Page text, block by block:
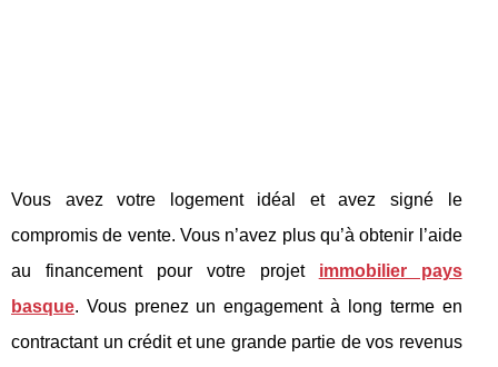
Vous avez votre logement idéal et avez signé le
compromis de vente. Vous n’avez plus qu’à obtenir l’aide
au financement pour votre projet immobilier pays
basque. Vous prenez un engagement à long terme en
contractant un crédit et une grande partie de vos revenus